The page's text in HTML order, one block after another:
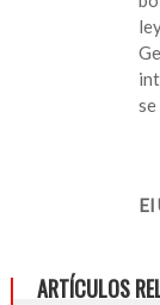
El
ARTÍCULOS